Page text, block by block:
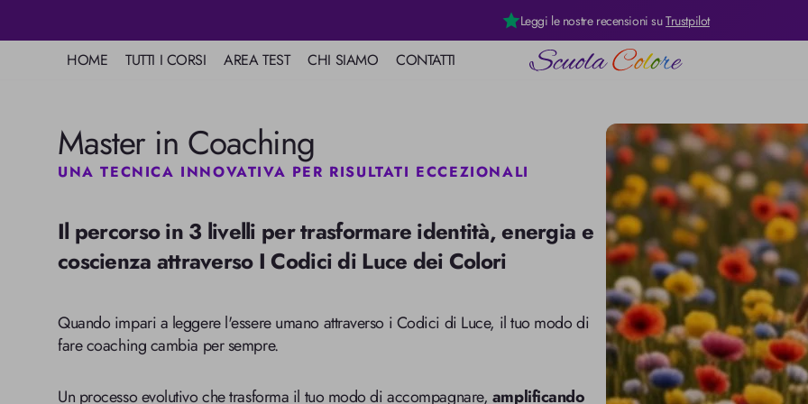
Leggi le nostre recensioni suTrustpilot
HOME TUTTI I CORSI AREA TEST
Mentali
Love Test
Carta Astrologica
Alfabeto a Colori
CHI SIAMO CONTATTI
Collezione:
Master in Coaching
UNA TECNICA INNOVATIVA PER RISULTATI ECCEZIONALI
Il percorso in 3 livelli per trasformare identità, energia e
coscienza attraverso I Codici di Luce dei Colori
Quando impari a leggere l'essere umano attraverso i Codici di Luce, il tuo modo di
fare coaching cambia per sempre.
Un processo evolutivo che trasforma il tuo modo di accompagnare, amplificando